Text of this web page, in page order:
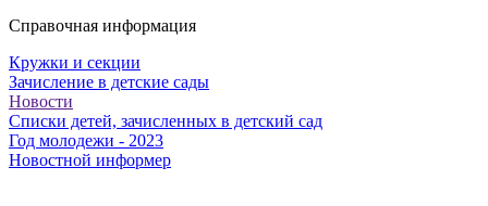
Справочная информация
Кружки и секции
Зачисление в детские сады
Новости
Списки детей, зачисленных в детский сад
Год молодежи - 2023
Новостной информер